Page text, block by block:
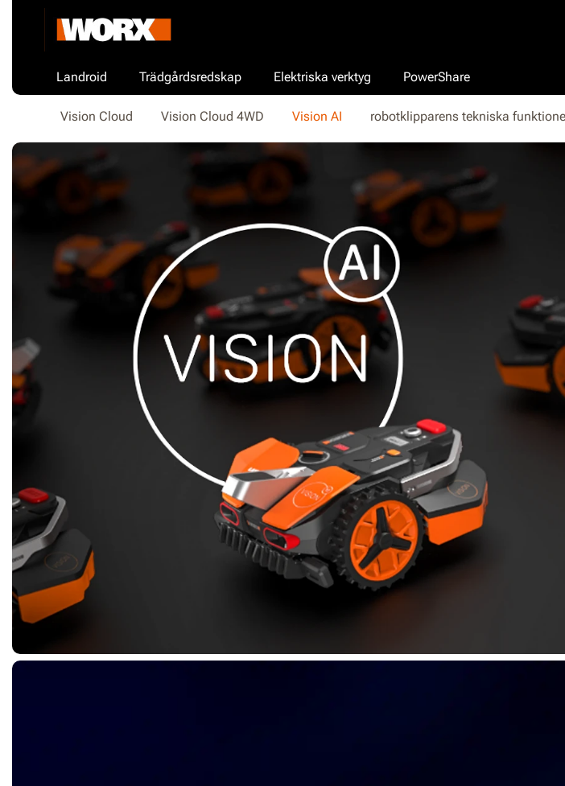
Landroid Trädgårdsredskap Elektriska verktyg PowerShare
Vision Cloud Vision Cloud 4WD Vision AI robotklipparens tekniska